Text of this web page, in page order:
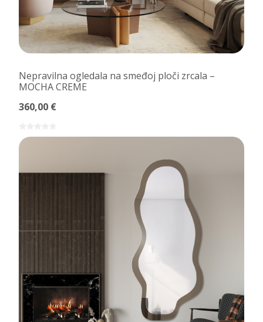
Nepravilna ogledala na smeđoj ploči zrcala –
MOCHA CREME
360,00 €